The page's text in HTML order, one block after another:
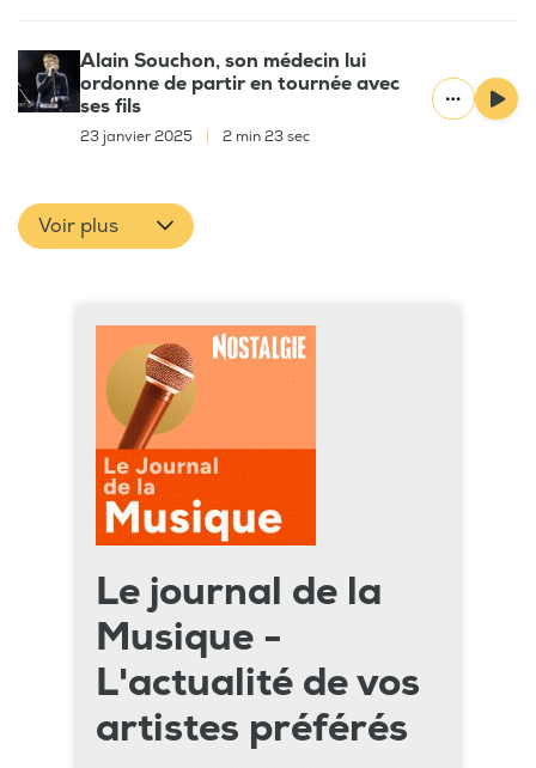
Alain Souchon, son médecin lui
ordonne de partir en tournée avec
ses fils
23 janvier 2025 2 min 23 sec
Voir plus
Le journal de la
Musique -
L'actualité de vos
artistes préférés